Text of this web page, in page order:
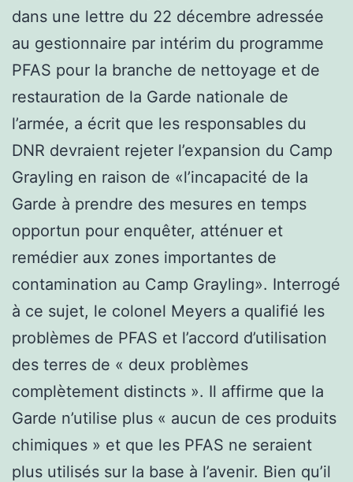
dans une lettre du 22 décembre adressée
au gestionnaire par intérim du programme
PFAS pour la branche de nettoyage et de
restauration de la Garde nationale de
l’armée, a écrit que les responsables du
DNR devraient rejeter l’expansion du Camp
Grayling en raison de «l’incapacité de la
Garde à prendre des mesures en temps
opportun pour enquêter, atténuer et
remédier aux zones importantes de
contamination au Camp Grayling». Interrogé
à ce sujet, le colonel Meyers a qualifié les
problèmes de PFAS et l’accord d’utilisation
des terres de « deux problèmes
complètement distincts ». Il affirme que la
Garde n’utilise plus « aucun de ces produits
chimiques » et que les PFAS ne seraient
plus utilisés sur la base à l’avenir. Bien qu’il